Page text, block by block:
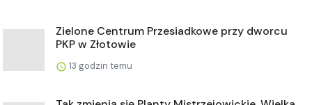
Zielone Centrum Przesiadkowe przy dworcu
PKP w Złotowie
13 godzin temu